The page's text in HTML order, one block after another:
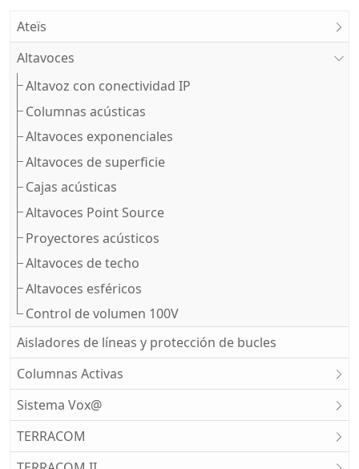
Ateïs
Altavoces
Altavoz con conectividad IP
Columnas acústicas
Altavoces exponenciales
Altavoces de superficie
Cajas acústicas
Altavoces Point Source
Proyectores acústicos
Altavoces de techo
Altavoces esféricos
Control de volumen 100V
Aisladores de líneas y protección de bucles
Columnas Activas
Sistema Vox@
TERRACOM